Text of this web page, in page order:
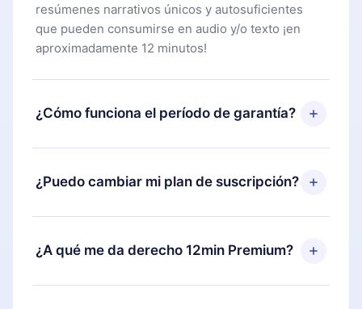
resúmenes narrativos únicos y autosuficientes
que pueden consumirse en audio y/o texto ¡en
aproximadamente 12 minutos!
¿Cómo funciona el período de garantía?
Puedes descargar nuestra aplicación y comenzar a
disfrutar de nuestra biblioteca. Si por alguna razón
no estás satisfecho con nuestra plataforma,
días posteriores a la compra y solicita el
pagaste, sin preguntas ni burocracia.
¿Puedo cambiar mi plan de suscripción?
Sí, pero el cambio solo se aplicará a partir del
próximo período de facturación. Por ejemplo, si
decides cambiar tu suscripción mensual a anual,
¿A qué me da derecho 12min Premium?
12min Premium es un plan que te garantiza acceso